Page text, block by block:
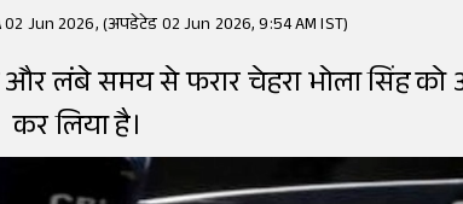
02 Jun 2026, (अपडेटेड 02 Jun 2026, 9:54 AM IST)
लंबे समय से फरार चेहरा भोला सिंह को
कर लिया है।